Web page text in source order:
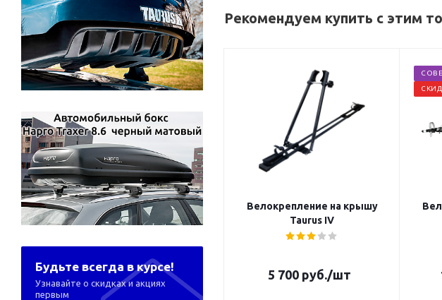
Рекомендуем купить с этим
Велокрепление на крышу
Taurus IV
5 700 руб./шт
Будьте всегда в курсе!
Узнавайте о скидках и акциях
первым